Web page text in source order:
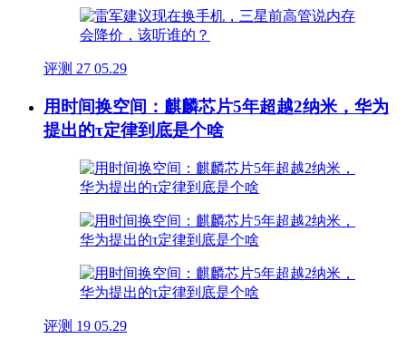
评测 27 05.29
用时间换空间：麒麟芯片5年超越2纳米，华为
提出的τ定律到底是个啥
评测 19 05.29